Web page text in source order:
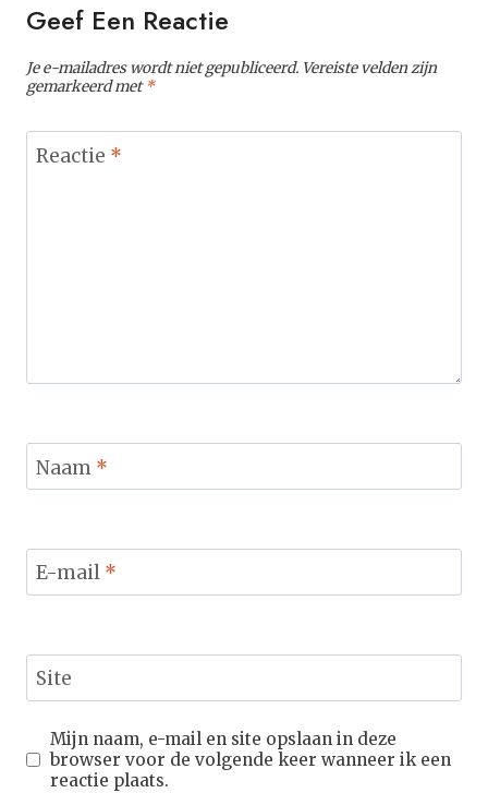
Geef Een Reactie
Je e-mailadres wordt niet gepubliceerd. Vereiste velden zijn
gemarkeerd met*
Reactie *
Naam *
E-mail *
Site
Mijn naam, e-mail en site opslaan in deze
browser voor de volgende keer wanneer ik een
reactie plaats.